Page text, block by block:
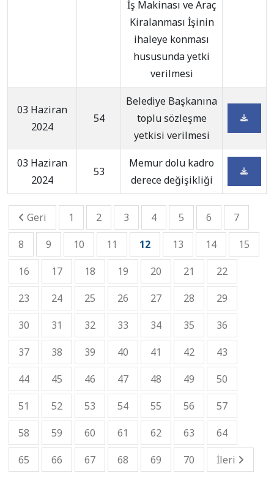
İş Makinası ve Araç
Kiralanması İşinin
ihaleye konması
hususunda yetki
verilmesi
03 Haziran
2024
54
Belediye Başkanına
toplu sözleşme
yetkisi verilmesi
03 Haziran
2024
53
Memur dolu kadro
derece değişikliği
Geri 1 2 3 4 5 6
7
8
9 10 11 12 13 14
15
16
17 18 19 20 21
22
23
24 25 26 27 28
29
30
31 32 33 34 35
36
37
38 39 40 41 42
43
44
45 46 47 48 49
50
51
52 53 54 55 56
57
58
59 60 61 62 63
64
65
66 67 68 69 70 İleri